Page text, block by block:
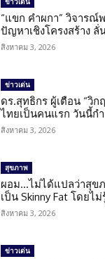
“แขก คำผกา” วิจารณ์
ปัญหาเชิงโครงสร้าง ลั่
สิงหาคม 3, 2026
ข่าวเด่น
ดร.สุทธิกร ผู้เตือน “วิก
ไทยเป็นคนแรก วันนี้กำ
สิงหาคม 3, 2026
สุขภาพ
ผอม…ไม่ได้แปลว่าสุข
เป็น Skinny Fat โดยไ
สิงหาคม 3, 2026
ข่าวเด่น